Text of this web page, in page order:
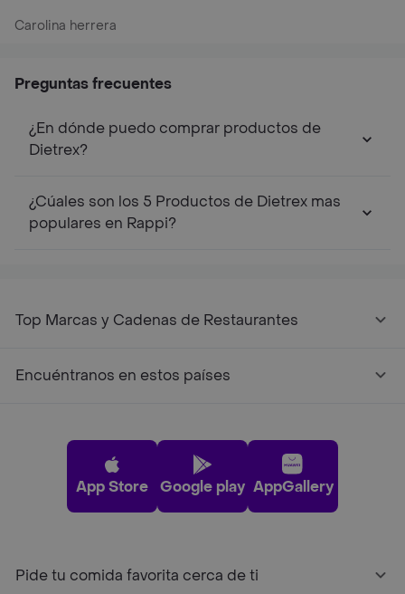
Carolina herrera
Preguntas frecuentes
¿En dónde puedo comprar productos de
Dietrex?
¿Cúales son los 5 Productos de Dietrex mas
populares en Rappi?
Top Marcas y Cadenas de Restaurantes
Encuéntranos en estos países
App Store Google play AppGallery
Pide tu comida favorita cerca de ti